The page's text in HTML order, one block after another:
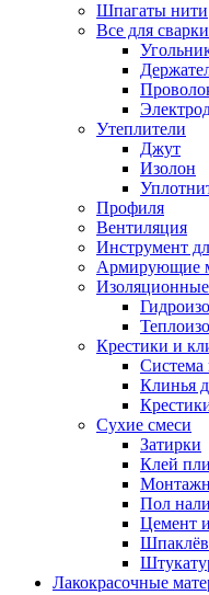
Шпагаты нити
Все для сварки
Утеплители
Джут
Изолон
Профиля
Вентиляция
Инструмент
Армирующие
Крестики и
Система
Клинья
Сухие смеси
Затирки
Клей
Пол
Цемент
Лакокрасочные